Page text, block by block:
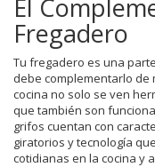
El
Fregadero
Tu fregadero es una
debe complementarlo de
cocina no solo se ven
que también son
grifos cuentan con
giratorios y tecnología
cotidianas en la cocina y